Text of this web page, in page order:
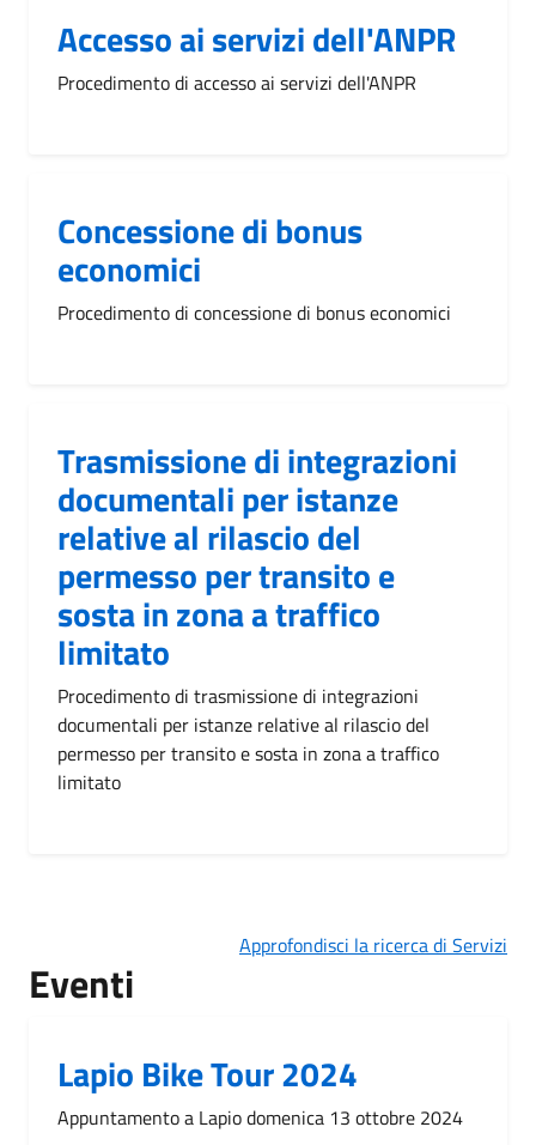
Accesso ai servizi dell'ANPR
Procedimento di accesso ai servizi dell'ANPR
Concessione di bonus
economici
Procedimento di concessione di bonus economici
Trasmissione di integrazioni
documentali per istanze
relative al rilascio del
permesso per transito e
sosta in zona a traffico
limitato
Procedimento di trasmissione di integrazioni
documentali per istanze relative al rilascio del
permesso per transito e sosta in zona a traffico
limitato
Approfondisci la ricerca di Servizi
Eventi
Lapio Bike Tour 2024
Appuntamento a Lapio domenica 13 ottobre 2024